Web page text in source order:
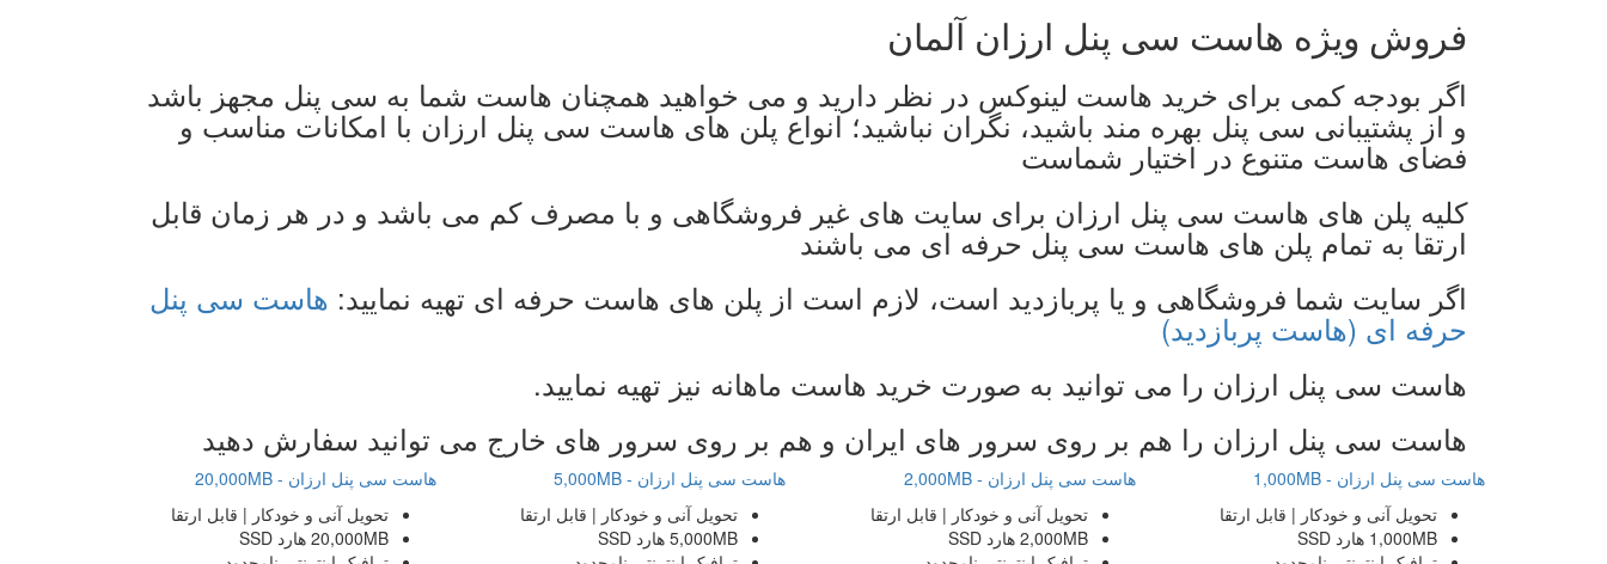
فروش ویژه هاست سی پنل ارزانآلمان
اگر بودجه کمی برای خرید هاست لینوکس در نظر دارید و می خواهید همچنان هاست شما به سی پنل مجهز باشد
و از پشتیبانی سی پنل بهره مند باشید، نگران نباشید؛ انواع پلن های هاست سی پنل ارزان با امکانات مناسب و
فضای هاست متنوع در اختیار شماست
کلیه پلن های هاست سی پنل ارزان برای سایت های غیر فروشگاهی و با مصرف کم می باشد و در هر زمان قابل
ارتقا به تمام پلن های هاست سی پنل حرفه ای می باشند
اگر سایت شما فروشگاهی و یا پربازدید است، لازم است از پلن های هاست حرفه ای تهیه نمایید: هاست سی پنل
حرفه ای (هاست پربازدید)
هاست سی پنل ارزان را می توانید به صورت خرید هاست ماهانه نیز تهیه نمایید.
هاست سی پنل ارزان را هم بر روی سرور های ایران و هم بر روی سرور های خارج می توانید سفارش دهید
هاست سی پنل ارزان - 1,000MB
تحویلآنی و خودکار | قابل ارتقا
1,000MB هارد SSD
هاست سی پنل ارزان - 2,000MB
تحویلآنی و خودکار | قابل ارتقا
2,000MB هارد SSD
هاست سی پنل ارزان - 5,000MB
تحویلآنی و خودکار | قابل ارتقا
5,000MB هارد SSD
هاست سی پنل ارزان - 20,000MB
تحویلآنی و خودکار | قابل ارتقا
20,000MB هارد SSD